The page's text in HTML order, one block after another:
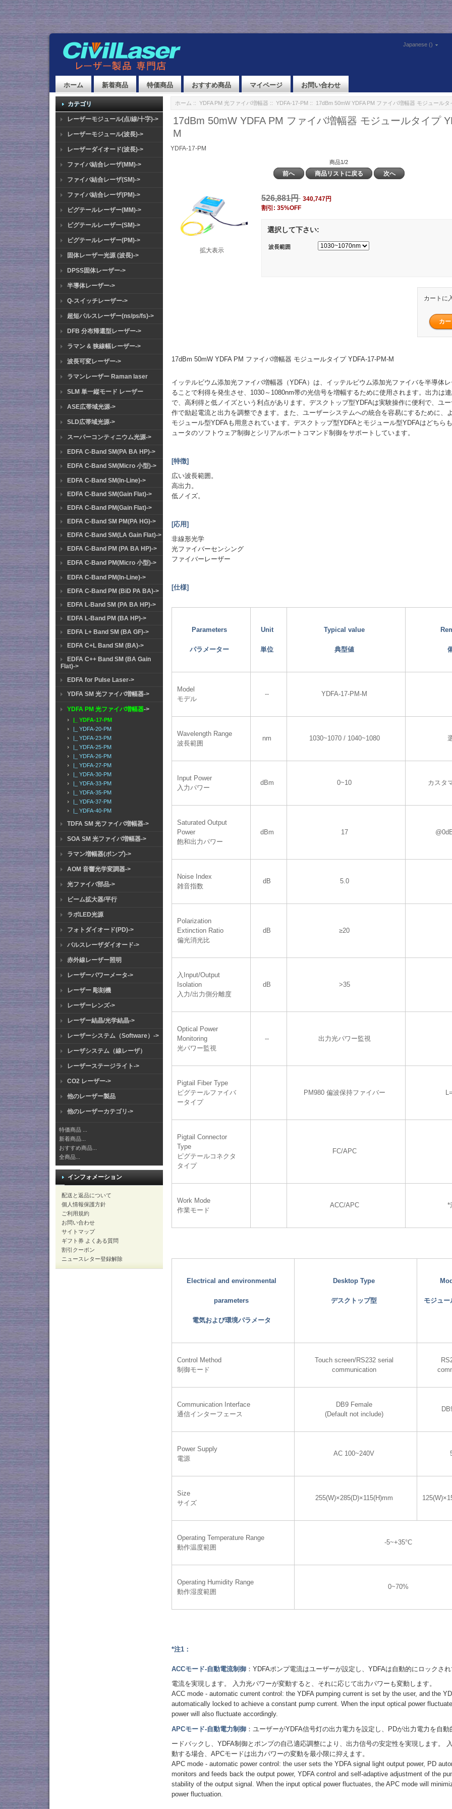
Japanese ()
ホーム 新着商品 特価商品 おすすめ商品 マイページ お問い合わせ
カテゴリ
レーザーモジュール(点/線/十字)->
レーザーモジュール(波長)->
レーザーダイオード(波長)->
ファイバ結合レーザ(MM)->
ファイバ結合レーザ(SM)->
ファイバ結合レーザ(PM)->
ピグテールレーザー(MM)->
ピグテールレーザー(SM)->
ピグテールレーザー(PM)->
固体レーザー光源 (波長)->
DPSS固体レーザー->
半導体レーザー->
Q-スイッチレーザー->
超短パルスレーザー(ns/ps/fs)->
DFB 分布帰還型レーザー->
ラマン & 狭線幅レーザー->
波長可変レーザー->
ラマンレーザー Raman laser
SLM 単一縦モード レーザー
ASE広帯域光源->
SLD広帯域光源->
スーパーコンティニウム光源->
EDFA C-Band SM(PA BA HP)->
EDFA C-Band SM(Micro 小型)->
EDFA C-Band SM(In-Line)->
EDFA C-Band SM(Gain Flat)->
EDFA C-Band PM(Gain Flat)->
EDFA C-Band SM PM(PA HG)->
EDFA C-Band SM(LA Gain Flat)->
EDFA C-Band PM (PA BA HP)->
EDFA C-Band PM(Micro 小型)->
EDFA C-Band PM(In-Line)->
EDFA C-Band PM (BiD PA BA)->
EDFA L-Band SM (PA BA HP)->
EDFA L-Band PM (BA HP)->
EDFA L+ Band SM (BA GF)->
EDFA C+L Band SM (BA)->
EDFA C++ Band SM (BA Gain
Flat)->
EDFA for Pulse Laser->
YDFA SM 光ファイバ増幅器->
YDFA PM 光ファイバ増幅器->
|_ YDFA-17-PM
|_ YDFA-20-PM
|_ YDFA-23-PM
|_ YDFA-25-PM
|_ YDFA-26-PM
|_ YDFA-27-PM
|_ YDFA-30-PM
|_ YDFA-33-PM
|_ YDFA-35-PM
|_ YDFA-37-PM
|_ YDFA-40-PM
TDFA SM 光ファイバ増幅器->
SOA SM 光ファイバ増幅器->
ラマン増幅器(ポンプ)->
AOM 音響光学変調器->
光ファイバ部品->
ビーム拡大器/平行
ラボLED光源
フォトダイオード(PD)->
パルスレーザダイオード->
赤外線レーザー照明
レーザーパワーメータ->
レーザー 彫刻機
レーザーレンズ->
レーザー結晶/光学結晶->
レーザーシステム（Software）->
レーザシステム（線レーザ）
レーザーステージライト->
CO2 レーザー->
他のレーザー製品
他のレーザーカテゴリ->
特価商品 ...
新着商品...
おすすめ商品...
全商品...
インフォメーション
配送と返品について
個人情報保護方針
ご利用規約
お問い合わせ
サイトマップ
ギフト券 よくある質問
割引クーポン
ニュースレター登録解除
ホーム :: YDFA PM 光ファイバ増幅器 :: YDFA-17-PM :: 17dBm 50mW YDFA PM ファイバ増幅器 モジュールタ
17dBm 50mW YDFA PM ファイバ増幅器 モジュールタイプ
M
YDFA-17-PM
商品1/2
前へ 商品リストに戻る 次へ
拡大表示
526,881円 340,747円
割引: 35%OFF
選択して下さい:
波長範囲
カートに
17dBm 50mW YDFA PM ファイバ増幅器 モジュールタイプ YDFA-17-PM-M
イッテルビウム添加光ファイバ増幅器（YDFA）は、イッテルビウム添加光ファイバを半導体
ることで利得を発生させ、1030～1080nm帯の光信号を増幅するために使用されます。出力は
で、高利得と低ノイズという利点があります。デスクトップ型YDFAは実験操作に便利で、ユ
作で励起電流と出力を調整できます。また、ユーザーシステムへの統合を容易にするために、
モジュール型YDFAも用意されています。デスクトップ型YDFAとモジュール型YDFAはどちら
ュータのソフトウェア制御とシリアルポートコマンド制御をサポートしています。
[特徴]
広い波長範囲。
高出力。
低ノイズ。
[応用]
非線形光学
光ファイバーセンシング
ファイバーレーザー
[仕様]
Parameters
パラメーター
Unit
単位
Typical value
典型値
Model
モデル
-- YDFA-17-PM-M
Wavelength Range
波長範囲
nm 1030~1070 / 1040~1080
Input Power
入力パワー
dBm 0~10 カスタ
Saturated Output
Power
飽和出力パワー
dBm 17
Noise Index
雑音指数
dB 5.0
Polarization
Extinction Ratio
偏光消光比
dB ≥20
入Input/Output
Isolation
入力/出力側分離度
dB >35
Optical Power
Monitoring
光パワー監視
-- 出力光パワー監視
Pigtail Fiber Type
ピグテールファイバ
ータイプ
PM980 偏波保持ファイバー
Pigtail Connector
Type
ピグテールコネクタ
タイプ
FC/APC
Work Mode
作業モード
ACC/APC *
Electrical and environmental
parameters
電気および環境パラメータ
Desktop Type
デスクトップ型 モジュー
Control Method
制御モード
Touch screen/RS232 serial
communication
Communication Interface
通信インターフェース
DB9 Female
(Default not include)
Power Supply
電源
AC 100~240V
Size
サイズ
255(W)×285(D)×115(H)mm
Operating Temperature Range
動作温度範囲
-5~+35°C
Operating Humidity Range
動作湿度範囲
0~70%
*注1：
ACCモード-自動電流制御 ：YDFAポンプ電流はユーザーが設定し、YDFAは自動的にロックさ
電流を実現します。 入力光パワーが変動すると、それに応じて出力パワーも変動します。
ACC mode - automatic current control: the YDFA pumping current is set by the user, and the
automatically locked to achieve a constant pump current. When the input optical power
power will also fluctuate accordingly.
APCモード-自動電力制御 ：ユーザーがYDFA信号灯の出力電力を設定し、PDが出力電力を自
ードバックし、YDFA制御とポンプの自己適応調整により、出力信号の安定性を実現します。
動する場合、APCモードは出力パワーの変動を最小限に抑えます。
APC mode - automatic power control: the user sets the YDFA signal light output power, PD
monitors and feeds back the output power, YDFA control and self-adaptive adjustment of the
stability of the output signal. When the input optical power fluctuates, the APC mode will
power fluctuation.